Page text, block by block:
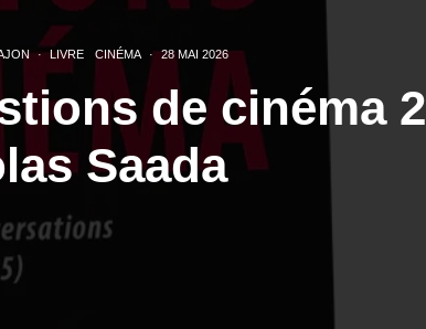
· LIVRE CINÉMA · 28 MAI 2026
de cinéma 2
Saada